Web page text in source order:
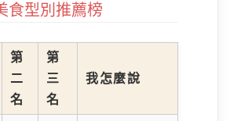
食型別推薦榜
第
二
名
第
三
名
我怎麼說